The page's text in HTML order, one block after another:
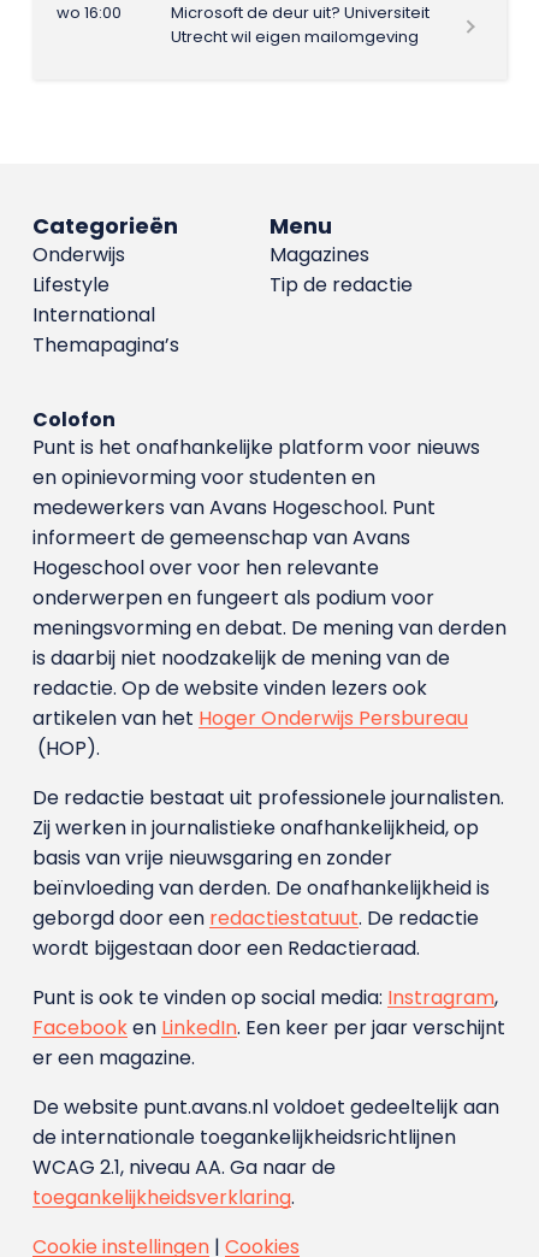
wo 16:00
Microsoft de deur uit? Universiteit
Utrecht wil eigen mailomgeving
Menu
Magazines
Tip de redactie
Categorieën
Onderwijs
Lifestyle
International
Themapagina’s
Colofon
Punt is het onafhankelijke platform voor nieuws
en opinievorming voor studenten en
medewerkers van Avans Hoge­school. Punt
informeert de gemeenschap van Avans
Hogeschool over voor hen relevante
onderwerpen en fungeert als podium voor
meningsvorming en debat. De mening van derden
is daarbij niet noodzakelijk de mening van de
redactie. Op de website vinden lezers ook
artikelen van het Hoger Onderwijs Persbureau
(HOP).
De redactie bestaat uit professionele journalisten.
Zij werken in journalistieke onafhankelijkheid, op
basis van vrije nieuwsgaring en zonder
beïnvloeding van derden. De onafhankelijkheid is
geborgd door een redactiestatuut. De redactie
wordt bijgestaan door een Redactieraad.
Punt is ook te vinden op social media: Instragram,
Facebooken LinkedIn. Een keer per jaar verschijnt
er een magazine.
De website punt.avans.nl voldoet gedeeltelijk aan
de internationale toegankelijkheidsrichtlijnen
WCAG 2.1, niveau AA. Ga naar de
toegankelijkheidsverklaring.
Cookie instellingen| Cookies